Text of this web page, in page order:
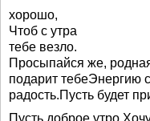
хорошо,
Чтоб с утра
тебе везло.
Просыпайся же,
подарит тебеЭнергию
радость.Пусть будет
Пусть доброе утро